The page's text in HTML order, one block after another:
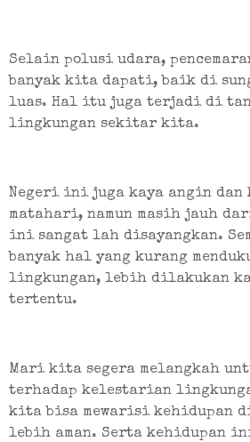
Selain polusi udara,
banyak kita dapati, baik di
luas. Hal itu juga terjadi di
lingkungan sekitar kita.
Negeri ini juga kaya angin dan
matahari, namun masih jauh
ini sangat lah disayangkan.
banyak hal yang kurang
lingkungan, lebih dilakukan
tertentu.
Mari kita segera melangkah
terhadap kelestarian
kita bisa mewarisi kehidupan
lebih aman. Serta kehidupan